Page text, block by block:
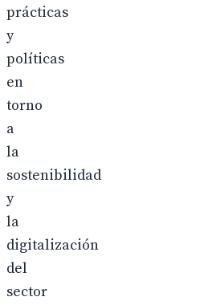
prácticas
y
políticas
en
torno
a
la
sostenibilidad
y
la
digitalización
del
sector